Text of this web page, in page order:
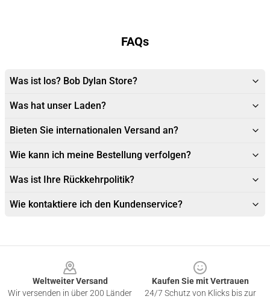
FAQs
Was ist los? Bob Dylan Store?
Was hat unser Laden?
Bieten Sie internationalen Versand an?
Wie kann ich meine Bestellung verfolgen?
Was ist Ihre Rückkehrpolitik?
Wie kontaktiere ich den Kundenservice?
Weltweiter Versand
Wir versenden in über 200 Länder
Kaufen Sie mit Vertrauen
24/7 Schutz von Klicks bis zur